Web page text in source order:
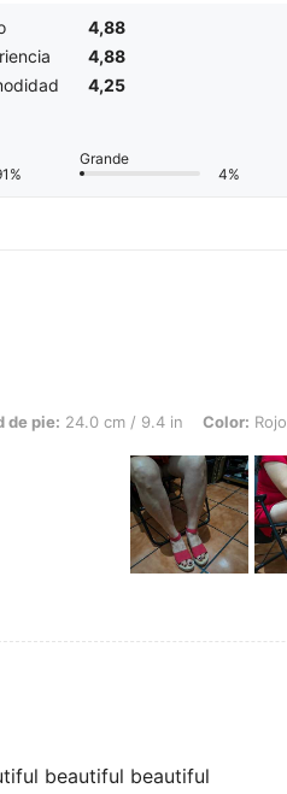
4,88
4,88
4,25
Grande
4%
cm / 9.4 in, Color: Rojo, Talla: CN38
de pie: 24.0 cm / 9.4 in Color: Rojo
beautiful beautiful